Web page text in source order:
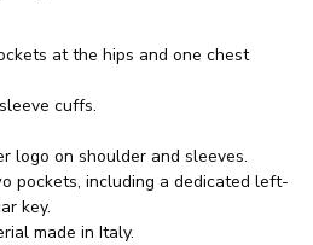
at the hips and one chest
cuffs.
logo on shoulder and sleeves.
pockets, including a dedicated left-
key.
made in Italy.